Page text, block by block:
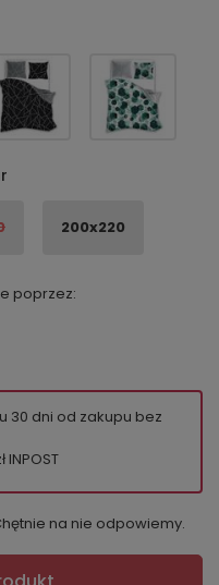
200x220
poprzez:
30 dni od zakupu bez
INPOST
na nie odpowiemy.